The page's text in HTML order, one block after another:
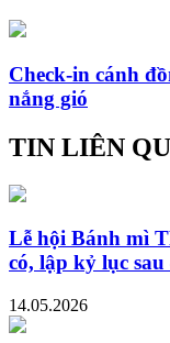
Check-in cánh
nắng gió
TIN LIÊN
Lễ hội Bánh mì
có, lập kỷ lục
14.05.2026